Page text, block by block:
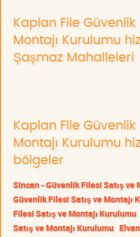
Kaplan File Güvenlik
Montajı Kurulumu
Şaşmaz Mahalleleri
Kaplan File Güvenlik
Montajı Kurulumu
bölgeler
Sincan - Güvenlik Filesi Satış ve
Güvenlik Filesi Satış ve Montajı
Filesi Satış ve Montajı Kurulumu
Satış ve Montajı Kurulumu